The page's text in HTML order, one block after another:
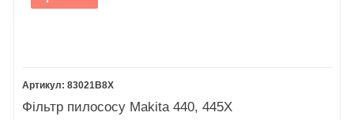
83021B8X
Фільтр пилососу Makita 440, 445X